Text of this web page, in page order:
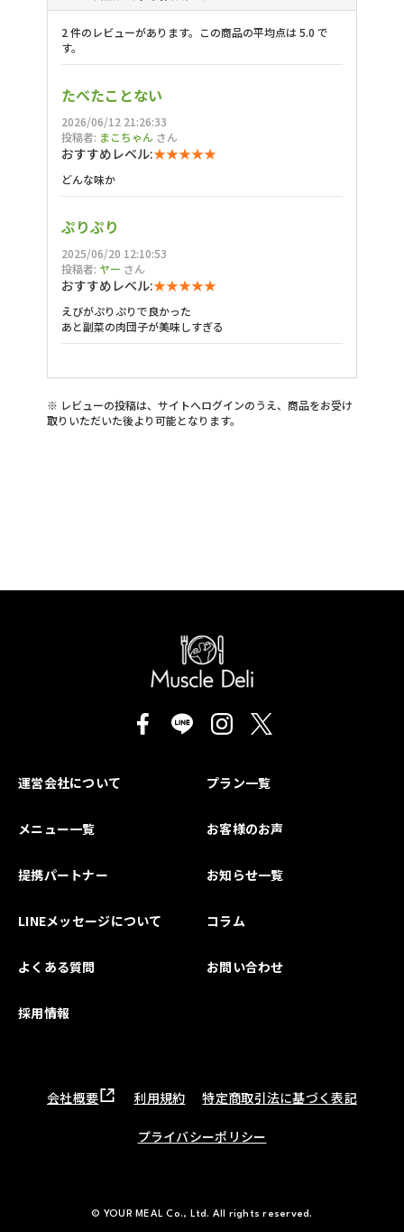
2 件のレビューがあります。この商品の平均点は 5.0 で
す。
たべたことない
2026/06/12 21:26:33
投稿者: まこちゃん さん
おすすめレベル:★★★★★
どんな味か
ぷりぷり
2025/06/20 12:10:53
投稿者: ヤー さん
おすすめレベル:★★★★★
えびがぷりぷりで良かった
あと副菜の肉団子が美味しすぎる
※ レビューの投稿は、サイトへログインのうえ、商品をお受け
取りいただいた後より可能となります。
運営会社について プラン一覧
メニュー一覧 お客様のお声
提携パートナー お知らせ一覧
LINEメッセージについて コラム
よくある質問 お問い合わせ
採用情報
会社概要 利用規約 特定商取引法に基づく表記
プライバシーポリシー
© YOUR MEAL Co., Ltd. All rights reserved.